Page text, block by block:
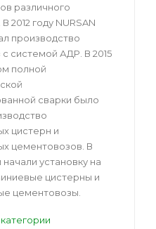
различного
2012 году NURSAN
производство
системой АДР. В 2015
полной
сварки было
цистерн и
цементовозов. В
начали установку на
цистерны и
цементовозы.